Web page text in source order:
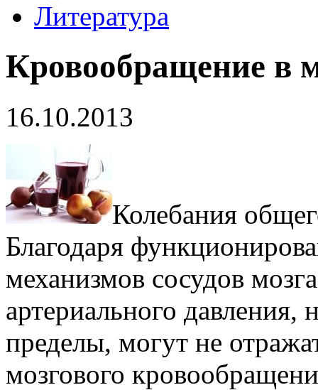
Литература
Кровообращение в
16.10.2013
Колебания
Благодаря
механизмов сосудов
артериального
пределы, могут не
мозгового